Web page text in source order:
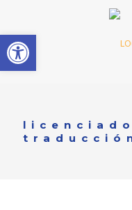
Abrir barra